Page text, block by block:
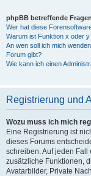
phpBB betreffende Fragen
Wer hat diese
Warum ist Funktion x oder
An wen soll ich mich
Forum gibt?
Wie kann ich einen
Registrierung und
Wozu muss ich mich
Eine Registrierung ist
dieses Forums
schreiben. Auf jeden Fall
zusätzliche Funktionen,
Avatarbilder, Private